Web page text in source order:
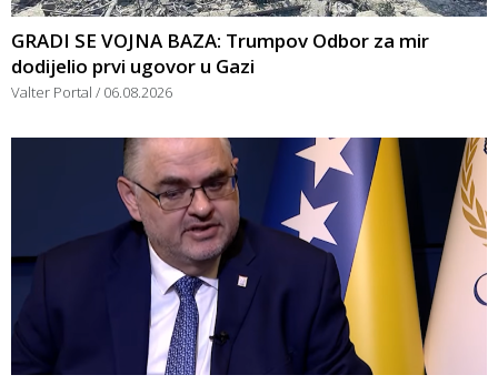
GRADI SE VOJNA BAZA: Trumpov Odbor za mir
dodijelio prvi ugovor u Gazi
Valter Portal 06.08.2026